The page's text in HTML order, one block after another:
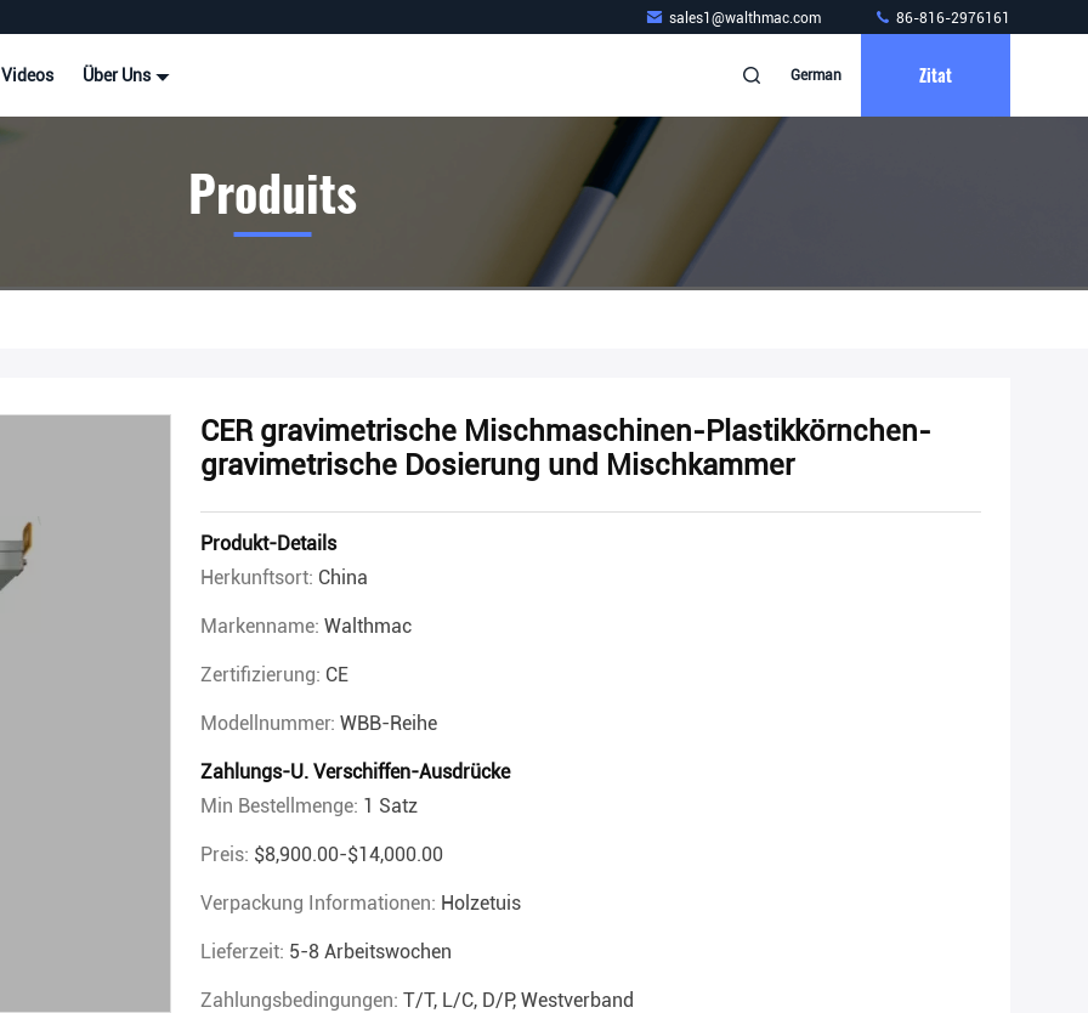
sales1@walthmac.com 86-816-2976161
Videos Über Uns German Zitat
Produits
CER gravimetrische Mischmaschinen-Plastikkörnchen-
gravimetrische Dosierung und Mischkammer
Produkt-Details
Herkunftsort: China
Markenname: Walthmac
Zertifizierung: CE
Modellnummer: WBB-Reihe
Zahlungs-U. Verschiffen-Ausdrücke
Min Bestellmenge: 1 Satz
Preis: $8,900.00-$14,000.00
Verpackung Informationen: Holzetuis
Lieferzeit: 5-8 Arbeitswochen
Zahlungsbedingungen: T/T, L/C, D/P, Westverband